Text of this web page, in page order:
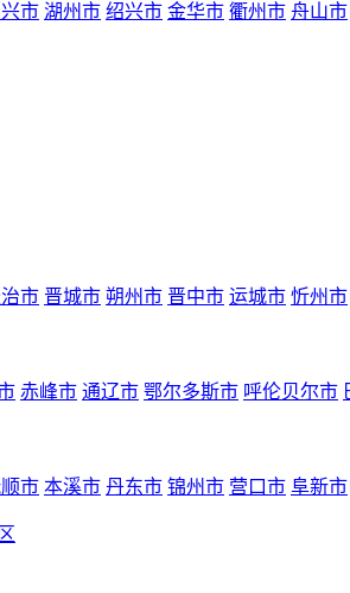
市 湖州市 绍兴市 金华市 衢州市 舟山市
市 晋城市 朔州市 晋中市 运城市 忻州市
赤峰市 通辽市 鄂尔多斯市 呼伦贝尔市
市 本溪市 丹东市 锦州市 营口市 阜新市